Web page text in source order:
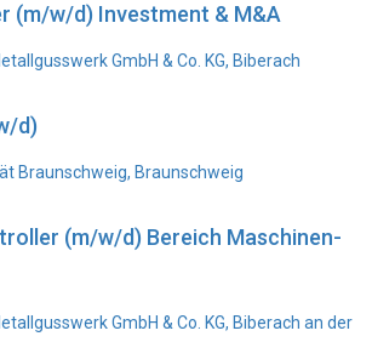
(m/w/d) Investment & M&A
GmbH & Co. KG, Biberach
d)
Braunschweig, Braunschweig
(m/w/d) Bereich Maschinen-
GmbH & Co. KG, Biberach an der